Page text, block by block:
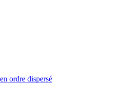
ordre dispersé